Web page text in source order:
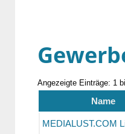
Angezeigte Einträge: 1
Name
MEDIALUST.COM